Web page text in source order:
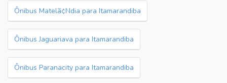
Ônibus Matelã¢Ndia para Itamarandiba
Ônibus Jaguariava para Itamarandiba
Ônibus Paranacity para Itamarandiba